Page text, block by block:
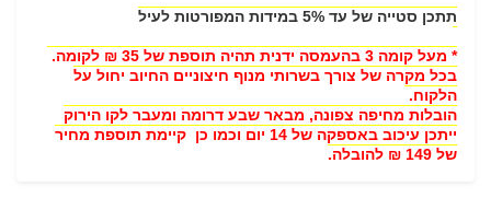
תתכן סטייה של עד 5% במידות המפורטות לעיל
* מעל קומה 3 בהעמסה ידנית תהיה תוספת של 35 ₪ לקומה.
בכל מקרה של צורך בשרותי מנוף חיצוניים החיוב יחול על
הלקוח.
הובלות מחיפה צפונה, מבאר שבע דרומה ומעבר לקו הירוק
ייתכן עיכוב באספקה של 14 יום וכמו כן קיימת תוספת מחיר
של 149 ₪ להובלה.